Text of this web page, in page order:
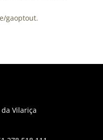
gaoptout.
Vilariça